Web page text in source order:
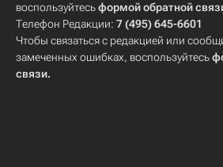
воспользуйтесьформой обратной
Телефон Редакции: 7 (495) 645-6601
Чтобы связаться с редакцией или
замеченных ошибках, воспользуйтесь
связи.